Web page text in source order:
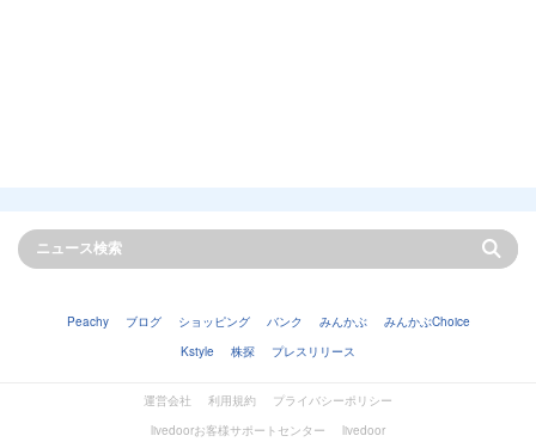
Peachy ブログ ショッピング バンク みんかぶ
みんかぶChoice
Kstyle
株探 プレスリリース
運営会社 利用規約
プライバシーポリシー
livedoorお客様サポートセンター
livedoor